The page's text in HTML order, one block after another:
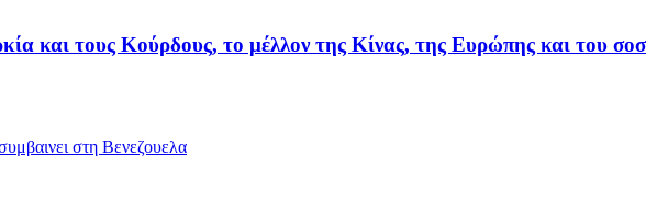
και τους Κούρδους, το μέλλον της Κίνας, της Ευρώπης και του